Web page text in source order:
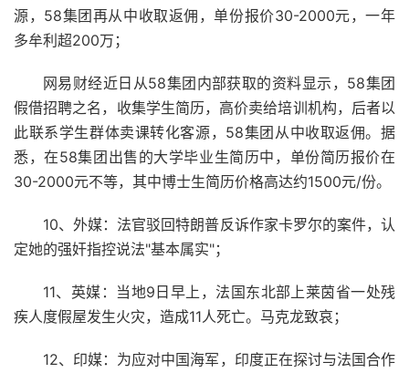
源，58集团再从中收取返佣，单份报价30-2000元，一年
多牟利超200万；
网易财经近日从58集团内部获取的资料显示，58集团
假借招聘之名，收集学生简历，高价卖给培训机构，后者以
此联系学生群体卖课转化客源，58集团从中收取返佣。据
悉，在58集团出售的大学毕业生简历中，单份简历报价在
30-2000元不等，其中博士生简历价格高达约1500元/份。
10、外媒：法官驳回特朗普反诉作家卡罗尔的案件，认
定她的强奸指控说法"基本属实"；
11、英媒：当地9日早上，法国东北部上莱茵省一处残
疾人度假屋发生火灾，造成11人死亡。马克龙致哀；
12、印媒：为应对中国海军，印度正在探讨与法国合作